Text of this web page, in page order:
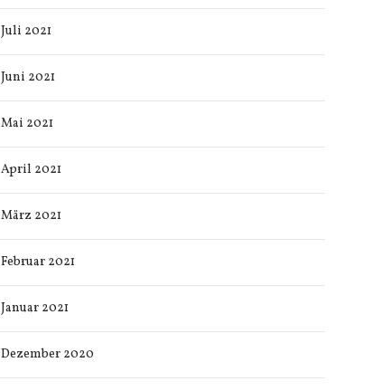
Juli 2021
Juni 2021
Mai 2021
April 2021
März 2021
Februar 2021
Januar 2021
Dezember 2020